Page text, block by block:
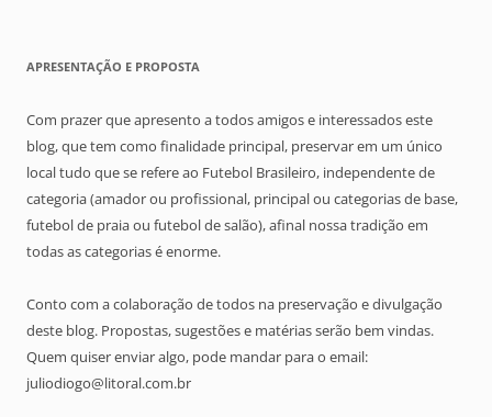
APRESENTAÇÃO E PROPOSTA
Com prazer que apresento a todos amigos e interessados este
blog, que tem como finalidade principal, preservar em um único
local tudo que se refere ao Futebol Brasileiro, independente de
categoria (amador ou profissional, principal ou categorias de base,
futebol de praia ou futebol de salão), afinal nossa tradição em
todas as categorias é enorme.
Conto com a colaboração de todos na preservação e divulgação
deste blog. Propostas, sugestões e matérias serão bem vindas.
Quem quiser enviar algo, pode mandar para o email:
juliodiogo@litoral.com.br